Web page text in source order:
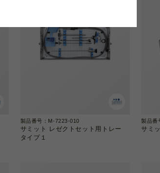
製品番号：M-7223-010
サミット レゼクトセット用トレー
タイプ１
製品番
サミ